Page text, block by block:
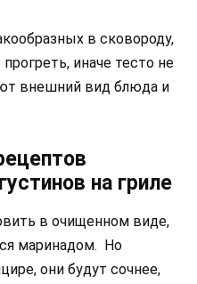
в сковороду,
иначе тесто не
внешний вид блюда и
на гриле
в очищенном виде,
маринадом. Но
они будут сочнее,